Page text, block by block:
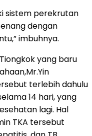
sistem perekrutan
dengan
imbuhnya.
yang baru
terlebih dahulu
14 hari, yang
lagi. Hal
TKA tersebut